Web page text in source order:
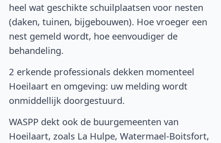
heel wat geschikte schuilplaatsen voor nesten
(daken, tuinen, bijgebouwen). Hoe vroeger een
nest gemeld wordt, hoe eenvoudiger de
behandeling.
2 erkende professionals dekken momenteel
Hoeilaart en omgeving: uw melding wordt
onmiddellijk doorgestuurd.
WASPP dekt ook de buurgemeenten van
Hoeilaart, zoals La Hulpe, Watermael-Boitsfort,